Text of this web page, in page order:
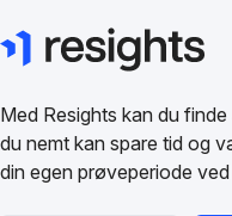
Med Resights kan du
du nemt kan spare tid og
din egen prøveperiode